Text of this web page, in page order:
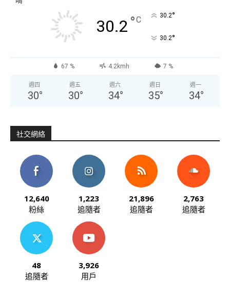
30.2 °C 30.2°
30.2°
67 % 4.2kmh 7 %
週四
30°
週五
30°
週六
34°
週日
35°
週一
34°
社交網絡
12,640
粉絲
1,223
追隨者
21,896
追隨者
2,763
追隨者
48
追隨者
3,926
用戶